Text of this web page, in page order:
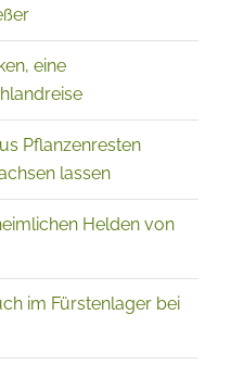
eine
Pflanzenresten
lassen
Helden von
im Fürstenlager bei